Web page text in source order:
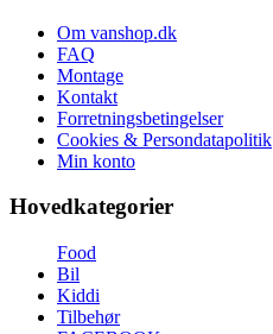
Om vanshop.dk
FAQ
Montage
Kontakt
Forretningsbetingelser
Cookies & Persondatapolitik
Min konto
Hovedkategorier
Food
Bil
Kiddi
Tilbehør